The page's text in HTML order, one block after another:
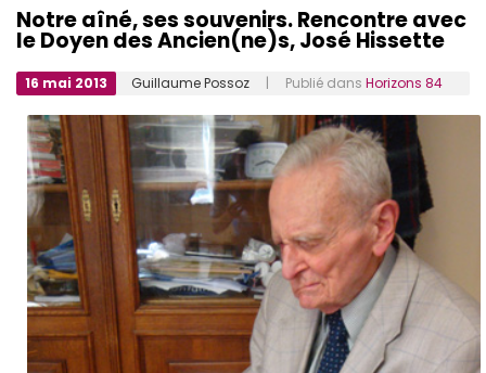
Notre aîné, ses souvenirs. Rencontre avec
le Doyen des Ancien(ne)s, José Hissette
16 mai 2013 Guillaume Possoz | Publié dans Horizons 84